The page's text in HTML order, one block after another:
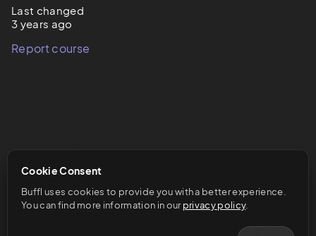
Cookie Consent
Buffl uses cookies to provide you with a better experience.
You can find more information in our privacy policy.
Last changed
3 years ago
Report course